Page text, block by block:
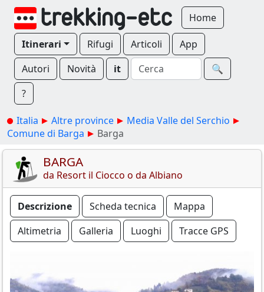
Home
Itinerari Rifugi Articoli
App
Autori
Novità it
🔍︎
?
Italia Altre province
Media Valle del Serchio
Comune di Barga
Barga
BARGA
da Resort il Ciocco o da Albiano
Descrizione Scheda tecnica
Mappa
Altimetria
Galleria Luoghi Tracce GPS